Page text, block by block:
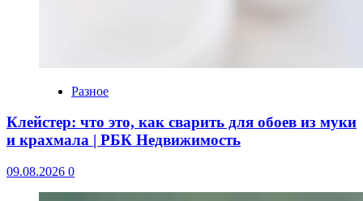
Разное
Клейстер: что это, как сварить для обоев из муки
и крахмала | РБК Недвижимость
09.08.2026 0